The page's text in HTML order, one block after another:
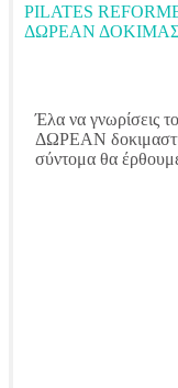
PILATES
ΔΩΡΕΆΝ
Έλα να γνωρίσεις
ΔΩΡΕΑΝ
σύντομα θα